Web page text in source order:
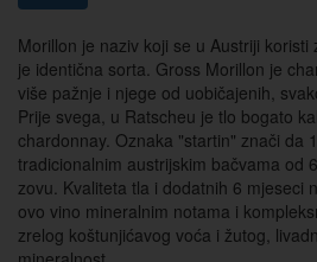
Morillon je naziv koji se u Austriji koristi
je identična sorta. Gross Morillon je
više pažnje i njege od uobičajenih,
Prije svega, u Ratscheu je tlo bogato
chardonnay. Oznaka "startin" znači da
tradicionalnim austrijskim bačvama od
zovu. Kvaliteta tla i dodatnih 6 mjeseci
ovo vino mineralnim notama i
zrelog koštunjićavog voća i žutog,